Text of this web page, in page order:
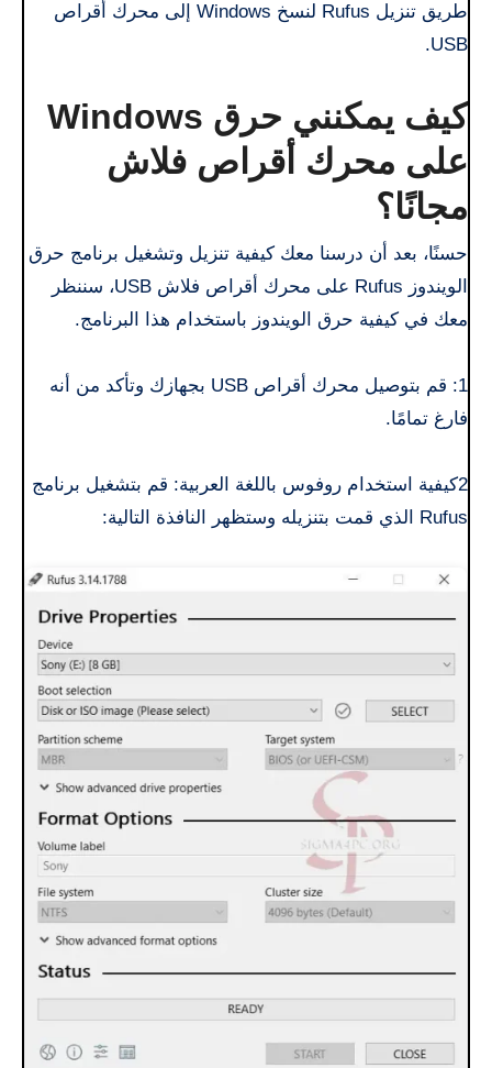
طريق تنزيل Rufus لنسخ Windows إلى محرك أقراص
USB.
كيف يمكنني حرق Windows
على محرك أقراص فلاش
مجانًا؟
حسنًا، بعد أن درسنا معك كيفية تنزيل وتشغيل برنامج حرق
الويندوز Rufus على محرك أقراص فلاش USB، سننظر
معك في كيفية حرق الويندوز باستخدام هذا البرنامج.
1: قم بتوصيل محرك أقراص USB بجهازك وتأكد من أنه
فارغ تمامًا.
2كيفية استخدام روفوس باللغة العربية: قم بتشغيل برنامج
Rufus الذي قمت بتنزيله وستظهر النافذة التالية: